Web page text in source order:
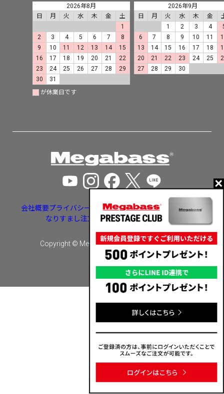
カートに入れる
2026年8月
日
月 火 水 木 金
土
1
2
3 4 5 6 7
8
9
10 11 12 13 14
15
16
17 18 19 20 21
22
23
24 25 26 27 28
29
30
31
2026年9月
日
月 火 水 木 金
1
2 3 4
6
7 8 9 10 11
13
14 15 16 17 18
20
21 22 23 24 25
27
28 29 30
が休業日です
会社概要プライバシーポリシー特定商取引法に基づく表示
なりすまし注文・いたずら注文等への対応
Copyright © Megabass inc. All rights reserved.